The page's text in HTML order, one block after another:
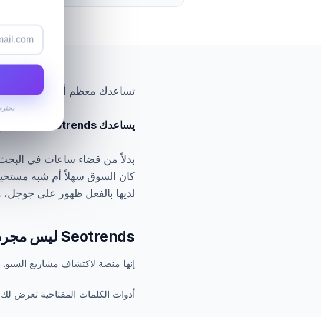
تساعدك معظم أدوات السيو في
يساعدك Seotrends على العثور على مشاريع حقيقية ناجحة بالفعل على جوجل.
بدلاً من قضاء ساعات في البحث
لديها بالفعل ظهور على
Seotrends ليس مجرد أداة لاستكشاف الكلمات المفتاحية
إنها منصة لاكتشاف مشاريع السيو.
أدوات الكلمات المفتاحية تعرض